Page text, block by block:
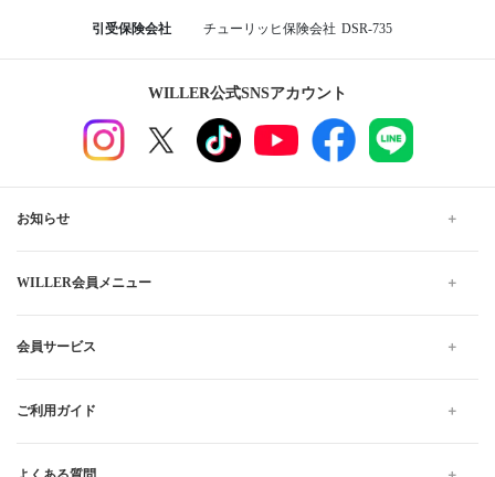
引受保険会社 チューリッヒ保険会社 DSR-735
WILLER公式SNSアカウント
お知らせ
WILLER会員メニュー
会員サービス
ご利用ガイド